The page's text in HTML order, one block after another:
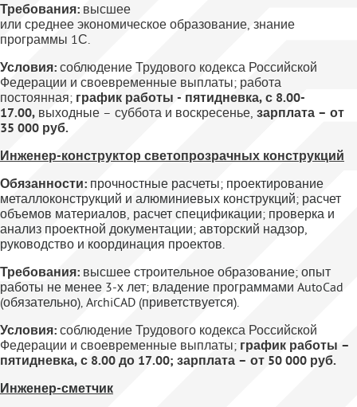
Требования: высшее
или среднее экономическое образование, знание
программы 1С.
Условия: соблюдение Трудового кодекса Российской
Федерации и своевременные выплаты; работа
постоянная; график работы - пятидневка, с 8.00-
17.00, выходные – суббота и воскресенье, зарплата – от
35 000 руб.
Инженер-конструктор светопрозрачных конструкций
Обязанности: прочностные расчеты; проектирование
металлоконструкций и алюминиевых конструкций; расчет
объемов материалов, расчет спецификации; проверка и
анализ проектной документации; авторский надзор,
руководство и координация проектов.
Требования: высшее строительное образование; опыт
работы не менее 3-х лет; владение программами AutoCad
(обязательно)‚ ArchiCAD (приветствуется).
Условия: соблюдение Трудового кодекса Российской
Федерации и своевременные выплаты; график работы –
пятидневка, с 8.00 до 17.00; зарплата – от 50 000 руб.
Инженер-сметчик